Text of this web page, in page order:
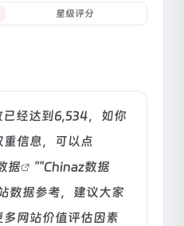
星级评分
经达到6,534，如你
信息，可以点
据 ""Chinaz数据
数据参考，建议大家
网站价值评估因素